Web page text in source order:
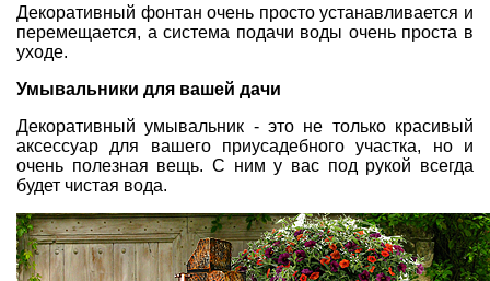
Декоративный фонтан очень просто устанавливается и
перемещается, а система подачи воды очень проста в
уходе.
Умывальники для вашей дачи
Декоративный умывальник - это не только красивый
аксессуар для вашего приусадебного участка, но и
очень полезная вещь. С ним у вас под рукой всегда
будет чистая вода.